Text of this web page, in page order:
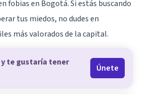
fobias en Bogotá. Si estás buscando
tus miedos, no dudes en
más valorados de la capital.
te gustaría tener
Únete